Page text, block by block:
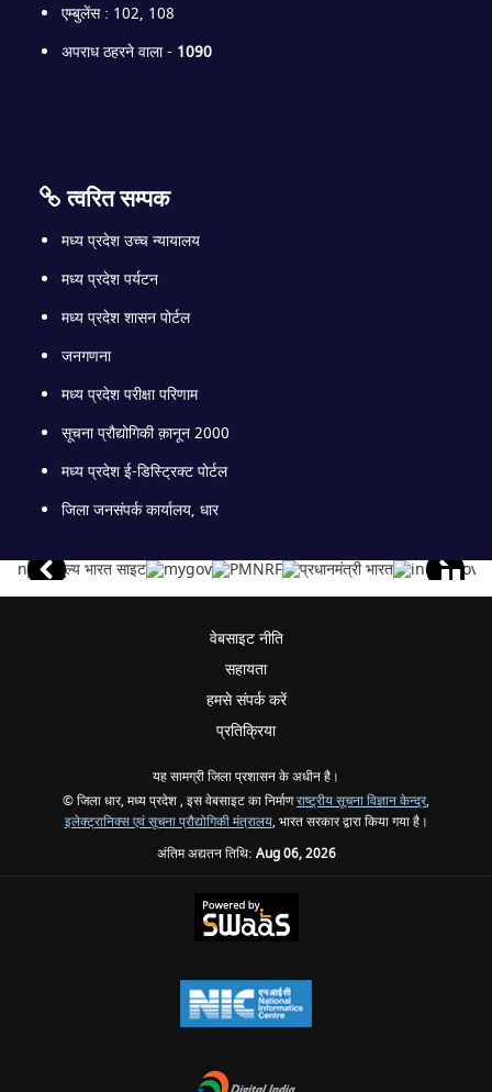
एम्बुलेंस : 102, 108
अपराध ठहरने वाला - 1090
त्वरित सम्पक
मध्य प्रदेश उच्च न्यायालय
मध्य प्रदेश पर्यटन
मध्य प्रदेश शासन पोर्टल
जनगणना
मध्य प्रदेश परीक्षा परिणाम
सूचना प्रौद्योगिकी क़ानून 2000
मध्य प्रदेश ई-डिस्ट्रिक्ट पोर्टल
जिला जनसंपर्क कार्यालय, धार
वेबसाइट नीति
सहायता
हमसे संपर्क करें
प्रतिक्रिया
यह सामग्री जिला प्रशासन के अधीन है।
© जिला धार, मध्य प्रदेश , इस वेबसाइट का निर्माणराष्ट्रीय सूचना विज्ञान केन्द्र,
इलेक्ट्रानिक्स एवं सूचना प्रौद्योगिकी मंत्रालय, भारत सरकार द्वारा किया गया है।
अंतिम अद्यतन तिथि: Aug 06, 2026